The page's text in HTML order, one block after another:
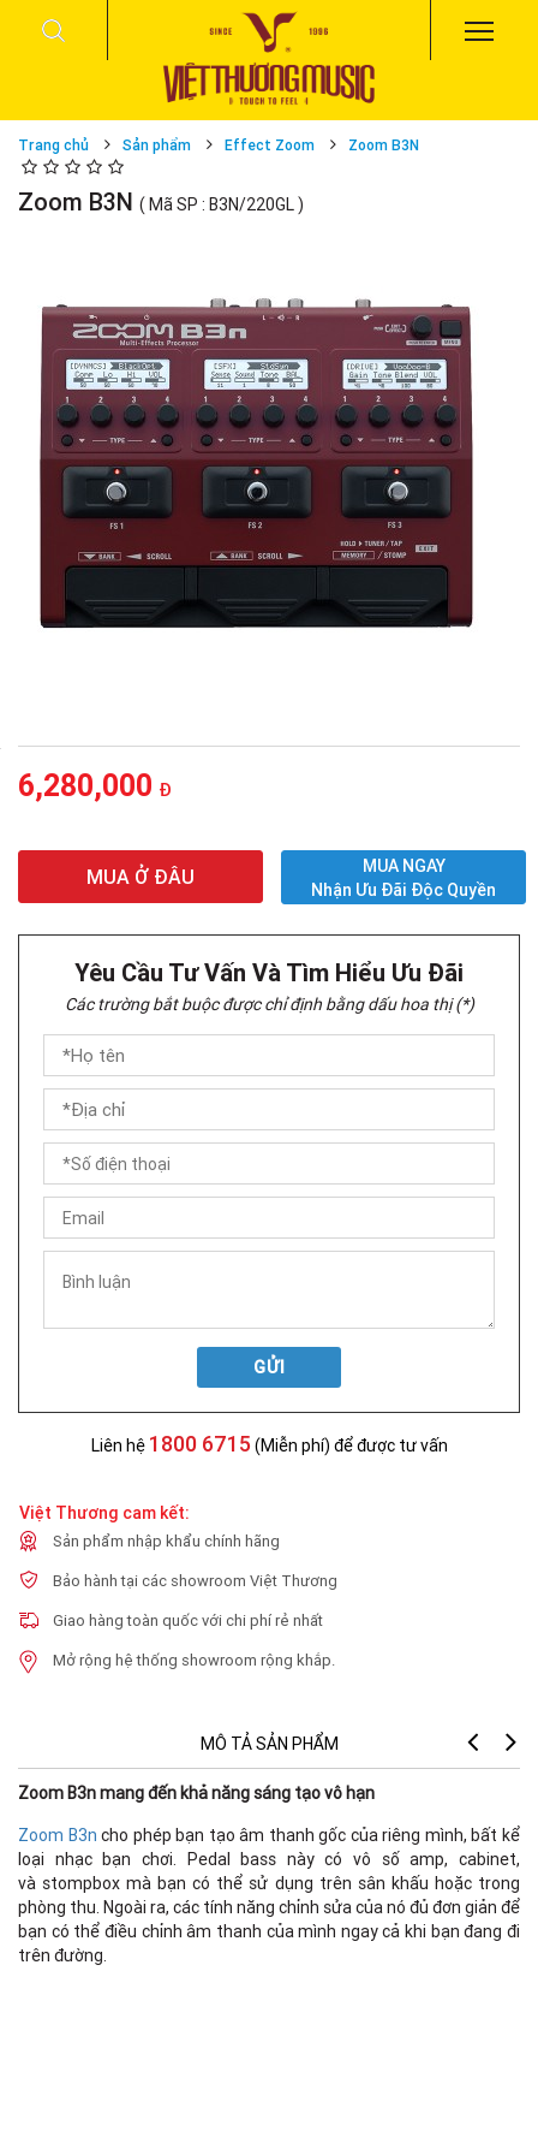
Trang chủ Sản phẩm Effect Zoom Zoom B3N
Zoom B3N ( Mã SP : B3N/220GL )
6,280,000 Đ
MUA Ở ĐÂU
MUA NGAY
Nhận Ưu Đãi Độc Quyền
Yêu Cầu Tư Vấn Và Tìm Hiểu Ưu Đãi
Các trường bắt buộc được chỉ định bằng dấu hoa thị (*)
GỬI
Liên hệ 1800 6715 (Miễn phí) để được tư vấn
Việt Thương cam kết:
Sản phẩm nhập khẩu chính hãng
Bảo hành tại các showroom Việt Thương
Giao hàng toàn quốc với chi phí rẻ nhất
Mở rộng hệ thống showroom rộng khắp.
MÔ TẢ SẢN PHẨM
Zoom B3n mang đến khả năng sáng tạo vô hạn
Zoom B3n cho phép bạn tạo âm thanh gốc của riêng mình, bất kể
loại nhạc bạn chơi. Pedal bass này có vô số amp, cabinet,
và stompbox mà bạn có thể sử dụng trên sân khấu hoặc trong
phòng thu. Ngoài ra, các tính năng chỉnh sửa của nó đủ đơn giản để
bạn có thể điều chỉnh âm thanh của mình ngay cả khi bạn đang đi
trên đường.